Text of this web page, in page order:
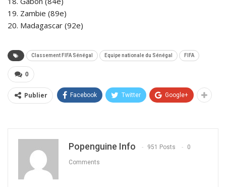
19. Zambie (89e)
20. Madagascar (92e)
Classement FIFA Sénégal Equipe nationale du Sénégal FIFA
0
Publier Facebook Twitter Google+
Popenguine Info 951 Posts 0
Comments